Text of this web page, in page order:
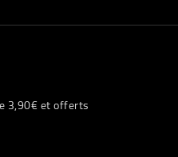
3,90€ et offerts